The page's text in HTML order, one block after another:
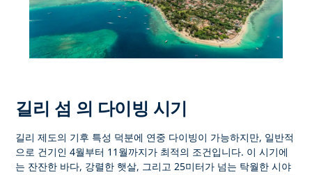
길리 섬 의 다이빙 시기
길리 제도의 기후 특성 덕분에 연중 다이빙이 가능하지만, 일반적
으로 건기인4월부터 11월까지가 최적의 조건입니다. 이 시기에
는 잔잔한 바다, 강렬한 햇살, 그리고 25미터가 넘는 탁월한 시야